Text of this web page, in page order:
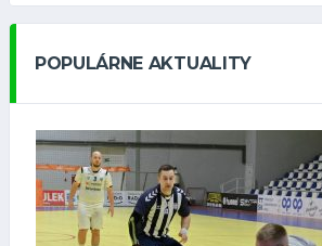
POPULÁRNE AKTUALITY